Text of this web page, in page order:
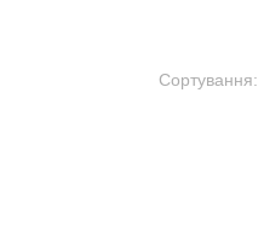
Сортування: